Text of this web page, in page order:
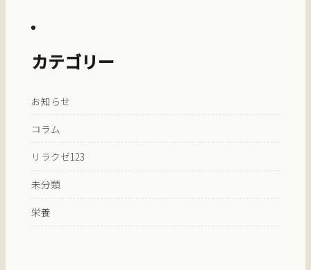
カテゴリー
お知らせ
コラム
リラクゼ123
未分類
栄養